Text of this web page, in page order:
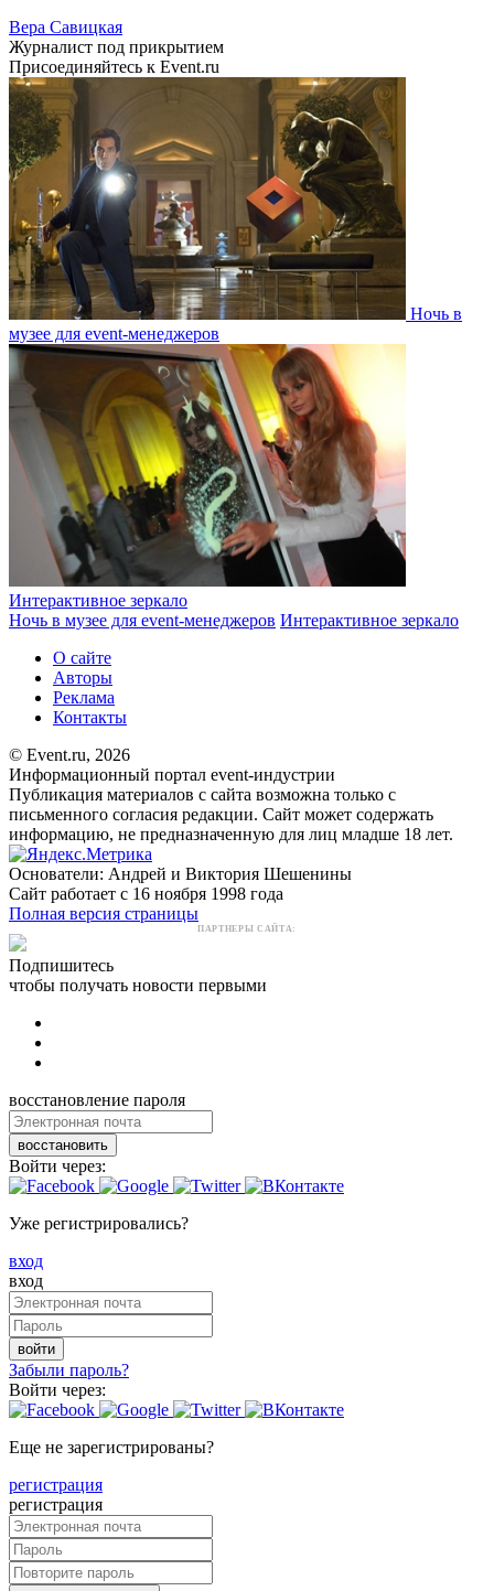
Вера Савицкая
Журналист под прикрытием
Присоединяйтесь к Event.ru
Ночь в
музее для event-менеджеров
Интерактивное зеркало
Ночь в музее для event-менеджеров Интерактивное зеркало
О сайте
Авторы
Реклама
Контакты
© Event.ru, 2026
Информационный портал event-индустрии
Публикация материалов с сайта возможна только с
письменного согласия редакции. Сайт может содержать
информацию, не предназначенную для лиц младше 18 лет.
Основатели: Андрей и Виктория Шешенины
Сайт работает с 16 ноября 1998 года
Полная версия страницы
ПАРТНЕРЫ САЙТА:
Подпишитесь
чтобы получать новости первыми
восстановление пароля
восстановить
Войти через:
Уже регистрировались?
вход
вход
войти
Забыли пароль?
Войти через:
Еще не зарегистрированы?
регистрация
регистрация